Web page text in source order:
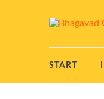
START